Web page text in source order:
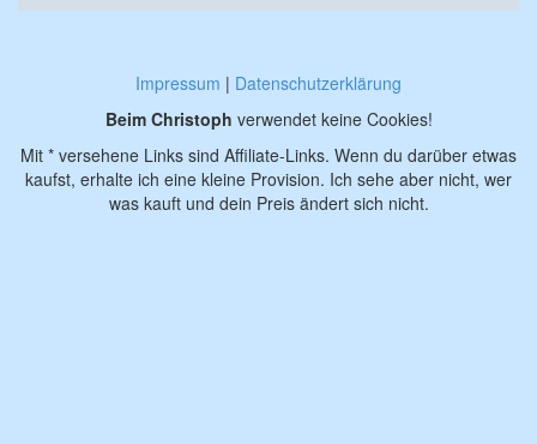
Impressum | Datenschutzerklärung
Beim Christoph verwendet keine Cookies!
Mit * versehene Links sind Affiliate-Links. Wenn du darüber etwas
kaufst, erhalte ich eine kleine Provision. Ich sehe aber nicht, wer
was kauft und dein Preis ändert sich nicht.